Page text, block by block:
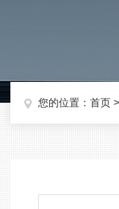
您的位置： 首页 >